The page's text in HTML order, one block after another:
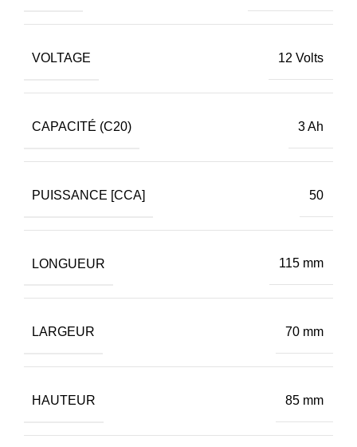
VOLTAGE 12 Volts
CAPACITÉ (C20) 3 Ah
PUISSANCE [CCA] 50
LONGUEUR 115 mm
LARGEUR 70 mm
HAUTEUR 85 mm